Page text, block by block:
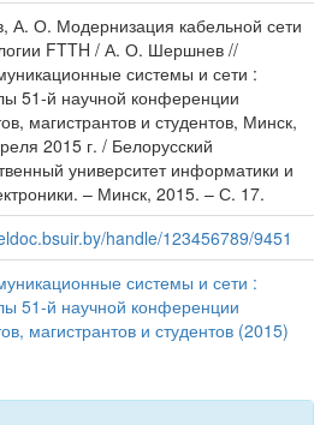
А. О. Модернизация кабельной сети
FTTH / А. О. Шершнев //
системы и сети :
51-й научной конференции
магистрантов и студентов, Минск,
2015 г. / Белорусский
университет информатики и
– Минск, 2015. – С. 17.
handle/123456789/9451
системы и сети :
51-й научной конференции
магистрантов и студентов (2015)